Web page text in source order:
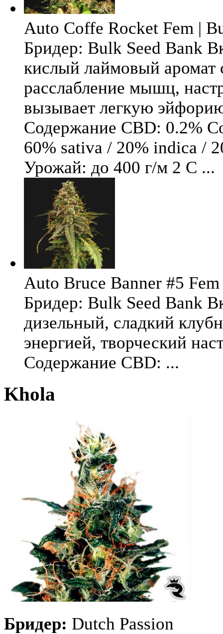
Auto Coffe Rocket Fem |
Бридер: Bulk Seed Bank
кислый лаймовый аромат
расслабление мышц,
вызывает легкую
Содержание CBD: 0.2%
60% sativa / 20% indica /
Урожай: до 400 г/м 2 С ...
Auto Bruce Banner #5
Бридер: Bulk Seed Bank
дизельный, сладкий
энергией, творческий
Содержание CBD: ...
Khola
Бридер: Dutch Passion